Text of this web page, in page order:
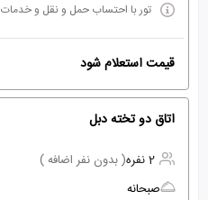
تور با احتساب حمل و نقل و خدمات
قیمت استعلام شود
اتاق دو تخته دبل
2 نفره
( بدون نفر اضافه )
صبحانه